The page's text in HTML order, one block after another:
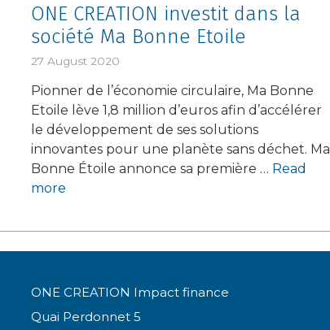
ONE CREATION investit dans la
société Ma Bonne Etoile
27 August 2020
Pionner de l’économie circulaire, Ma Bonne
Etoile lève 1,8 million d’euros afin d’accélérer
le développement de ses solutions
innovantes pour une planète sans déchet. Ma
Bonne Étoile annonce sa première … Read
more
ONE CREATION Impact finance
Quai Perdonnet 5